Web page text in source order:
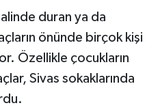
duran ya da
önünde birçok kişi
Özellikle çocukların
Sivas sokaklarında